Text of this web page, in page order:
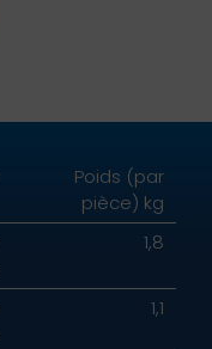
Poids (par
pièce) kg
1,8
1,1